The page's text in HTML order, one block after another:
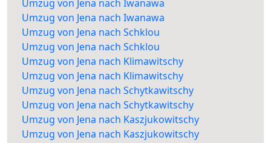
Umzug von Jena nach Iwanawa
Umzug von Jena nach Iwanawa
Umzug von Jena nach Schklou
Umzug von Jena nach Schklou
Umzug von Jena nach Klimawitschy
Umzug von Jena nach Klimawitschy
Umzug von Jena nach Schytkawitschy
Umzug von Jena nach Schytkawitschy
Umzug von Jena nach Kaszjukowitschy
Umzug von Jena nach Kaszjukowitschy